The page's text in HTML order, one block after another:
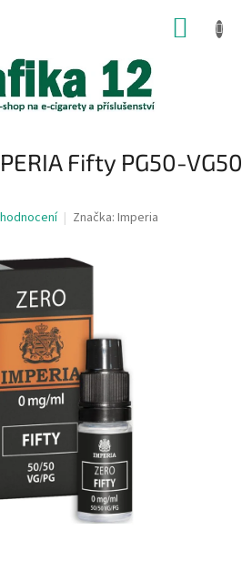
Fifty PG50-VG50
Značka: Imperia